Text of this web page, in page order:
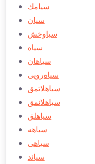
سیامك
سیان
سیاوخش
سیاه
سیاهان
سیاه‌رویی
سیاهلاتمق
سیاهلانمق
سیاهلق
سیاهه
سیاهی
سیائد